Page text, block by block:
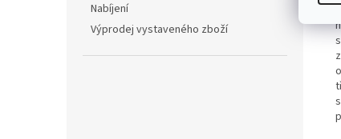
Nabíjení
Výprodej vystaveného zboží